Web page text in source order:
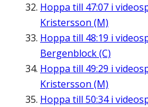
Hoppa till 47:07 i
Kristersson (M)
Hoppa till 48:19 i
Bergenblock (C)
Hoppa till 49:29 i
Kristersson (M)
Hoppa till 50:34i